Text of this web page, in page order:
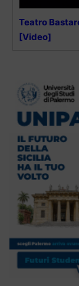
Teatro
[Video]